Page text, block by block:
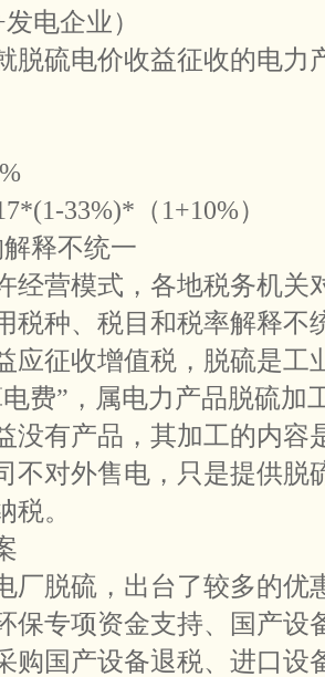
电企业）
脱硫电价收益征收的电力
33%)*（1+10%）
释不统一
经营模式，各地税务机关
税种、税目和税率解释不
应征收增值税，脱硫是工
费”，属电力产品脱硫加
没有产品，其加工的内容
不对外售电，只是提供脱
税。
厂脱硫，出台了较多的优
保专项资金支持、国产设
购国产设备退税、进口设